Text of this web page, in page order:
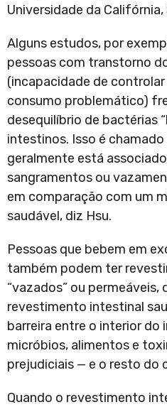
Universidade da Califórnia,
Alguns estudos, por
pessoas com transtorno
(incapacidade de
consumo problemático)
desequilíbrio de bactérias
intestinos. Isso é chamado
geralmente está
sangramentos ou
em comparação com um
saudável, diz Hsu.
Pessoas que bebem em
também podem ter
“vazados” ou permeáveis,
revestimento intestinal
barreira entre o interior do
micróbios, alimentos e
prejudiciais — e o resto do
Quando o revestimento